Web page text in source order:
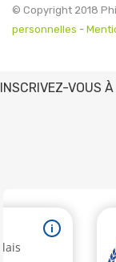
© Copyright 2018
personnelles -
INSCRIVEZ-VOUS